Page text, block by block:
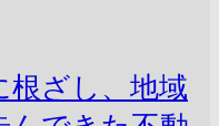
根ざし、地域